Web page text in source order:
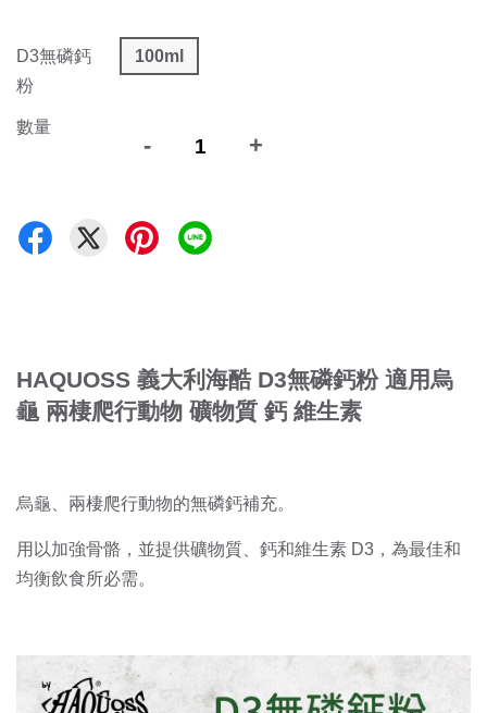
D3無磷鈣
粉
100ml
數量
- +
HAQUOSS 義大利海酷 D3無磷鈣粉 適用烏
龜 兩棲爬行動物 礦物質 鈣 維生素
烏龜、兩棲爬行動物的無磷鈣補充。
用以加強骨骼，並提供礦物質、鈣和維生素 D3，為最佳和
均衡飲食所必需。